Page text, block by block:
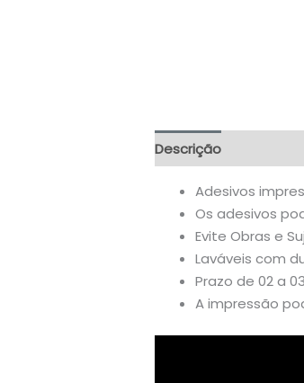
Descrição
Adesivos
Os adesivos
Evite Obras e
Laváveis com
Prazo de 02 a
A impressão